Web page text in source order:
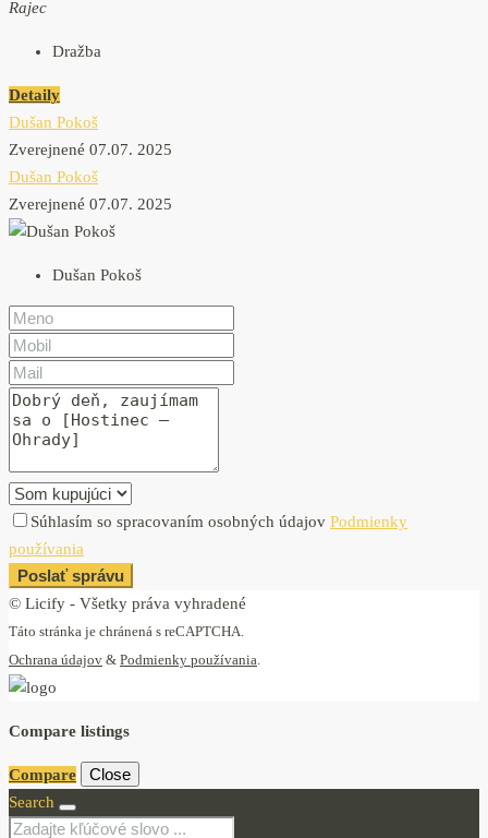
Rajec
Dražba
Detaily
Dušan Pokoš
Zverejnené 07.07. 2025
Dušan Pokoš
Zverejnené 07.07. 2025
Dušan Pokoš
Súhlasím so spracovaním osobných údajov Podmienky
používania
Poslať správu
© Licify - Všetky práva vyhradené
Táto stránka je chránená s reCAPTCHA.
Ochrana údajov & Podmienky používania
Compare listings
Compare Close
Search